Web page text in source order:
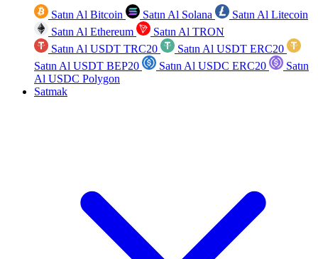
Satın Al Bitcoin Satın Al Solana
Satın Al Litecoin
Satın Al Ethereum
Satın Al TRON
Satın Al USDT TRC20
Satın Al USDT ERC20
Satın Al USDT BEP20
Satın Al USDC ERC20
Satın
Al USDC Polygon
Satmak